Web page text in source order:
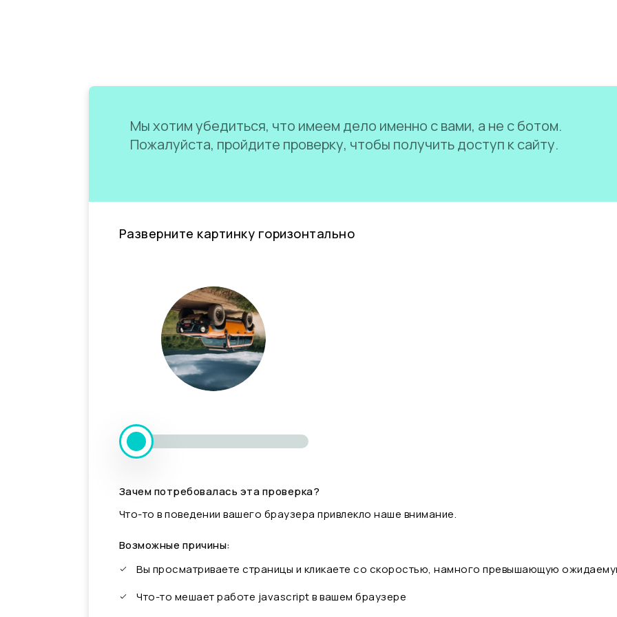
Мы хотим убедиться, что имеем дело именно с вами, а не с ботом.
Пожалуйста, пройдите проверку, чтобы получить доступ к сайту.
Разверните картинку горизонтально
Зачем потребовалась эта проверка?
Что-то в поведении вашего браузера привлекло наше внимание.
Возможные причины:
Вы просматриваете страницы и кликаете со скоростью, намного превышающую
Что-то мешает работе javascript в вашем браузере